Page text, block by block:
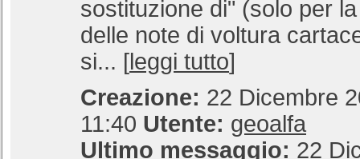
sostituzione di" (solo per
delle note di voltura
si... [leggi tutto]
Creazione: 22 Dicembre
11:40 Utente: geoalfa
Ultimo messaggio: 22